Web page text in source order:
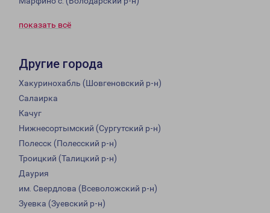
показать всё
Другие города
Хакуринохабль (Шовгеновский р-н)
Салаирка
Качуг
Нижнесортымский (Сургутский р-н)
Полесск (Полесский р-н)
Троицкий (Талицкий р-н)
Даурия
им. Свердлова (Всеволожский р-н)
Зуевка (Зуевский р-н)